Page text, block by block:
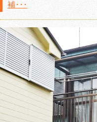
補･･･